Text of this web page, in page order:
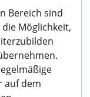
Bereich sind
Möglichkeit,
auf dem